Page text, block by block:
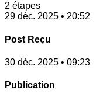
2 étapes
29 déc. 2025 • 20:52
Post Reçu
30 déc. 2025 • 09:23
Publication